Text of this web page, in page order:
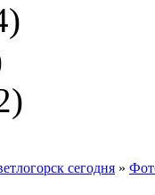
сегодня »